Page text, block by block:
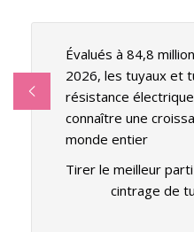
Évalués à 84,8
2026, les tuyaux et
résistance
connaître une
monde entier
Tirer le meilleur
cintrage de